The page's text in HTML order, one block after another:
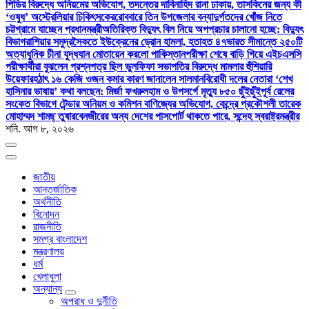
পিডির বিরুদ্ধে অনিয়মের অভিযোগ, তদন্তের দাবিনাহিদ রানা ঢাকায়, তাসকিনের জন্য কী
‘ওষুধ’ অস্ট্রেলিয়ার চিকিৎসকেররোববারে তিন উপজেলার বন্যাদুর্গতদের খোঁজ নিতে
চট্টগ্রামে যাচ্ছেন প্রধানমন্ত্রীঅতিরিক্ত বিদ্যুৎ বিল নিয়ে অপপ্রচার চালানো হচ্ছে: বিদ্যুৎ
বিভাগরাশিয়ার সমুদ্রসৈকতে ইউক্রেনের ড্রোন হামলা, হতাহত ৪৭ভারত সীমান্তে ২৫০টি
অত্যাধুনিক চীনা যুদ্ধযান মোতায়েন করলো পাকিস্তানপরীক্ষা শেষে বাড়ি গিয়ে এইচএসসি
পরীক্ষার্থীরা বুঝলেন প্রশ্নপত্র ছিল ভুলফিফা সভাপতির বিরুদ্ধে মামলার হুঁশিয়ারি
উয়েফারহঠাৎ ১৬ কেজি ওজন কমার কারণ জানালেন সালমানবিরোধী দলের নেতারা ‘শেখ
হাসিনার ভাষায়’ কথা বলছেন: মির্জা ফখরুলহাম ও উপসর্গে মৃত্যু ৮৫০ ছুঁইছুঁইপূর্ব রেলের
সংকেত বিভাগে টেন্ডার অনিয়ম ও কমিশন বাণিজ্যের অভিযোগ, কেন্দ্রে প্রকৌশলী তারেক
মোহাম্মদ শামছ্ তুষারবেনজীরের অন্য দেশের পাসপোর্ট থাকতে পারে, সন্দেহ স্বরাষ্ট্রমন্ত্রীর
শনি. আগ ৮, ২০২৬
জাতীয়
আন্তর্জাতিক
অর্থনীতি
বিনোদন
রাজনীতি
সমগ্র বাংলাদেশ
মন্ত্রণালয়
ধর্ম
খেলাধুলা
অন্যান্য
অপরাধ ও দুর্নীতি